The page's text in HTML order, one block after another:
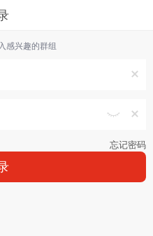
感兴趣的群组
忘记密码